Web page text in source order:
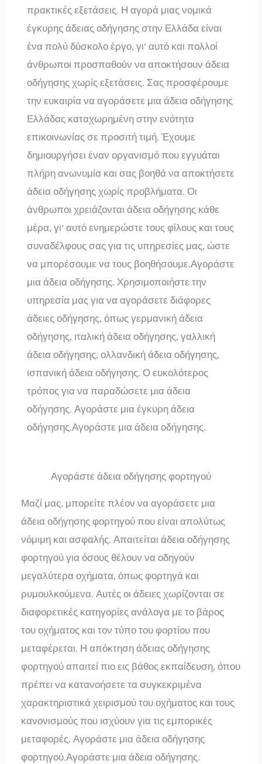
πρακτικές εξετάσεις. Η αγορά μιας νομικά
έγκυρης άδειας οδήγησης στην Ελλάδα είναι
ένα πολύ δύσκολο έργο, γι’ αυτό και πολλοί
άνθρωποι προσπαθούν να αποκτήσουν άδεια
οδήγησης χωρίς εξετάσεις. Σας προσφέρουμε
την ευκαιρία να αγοράσετε μια άδεια οδήγησης
Ελλάδας καταχωρημένη στην ενότητα
επικοινωνίας σε προσιτή τιμή. Έχουμε
δημιουργήσει έναν οργανισμό που εγγυάται
πλήρη ανωνυμία και σας βοηθά να αποκτήσετε
άδεια οδήγησης χωρίς προβλήματα. Οι
άνθρωποι χρειάζονται άδεια οδήγησης κάθε
μέρα, γι’ αυτό ενημερώστε τους φίλους και τους
συναδέλφους σας για τις υπηρεσίες μας, ώστε
να μπορέσουμε να τους βοηθήσουμε.Αγοράστε
μια άδεια οδήγησης. Χρησιμοποιήστε την
υπηρεσία μας για να αγοράσετε διάφορες
άδειες οδήγησης, όπως γερμανική άδεια
οδήγησης, ιταλική άδεια οδήγησης, γαλλική
άδεια οδήγησης, ολλανδική άδεια οδήγησης,
ισπανική άδεια οδήγησης. Ο ευκολότερος
τρόπος για να παραδώσετε μια άδεια
οδήγησης. Αγοράστε μια έγκυρη άδεια
οδήγησης.Αγοράστε μια άδεια οδήγησης.
Αγοράστε άδεια οδήγησης φορτηγού
Μαζί μας, μπορείτε πλέον να αγοράσετε μια
άδεια οδήγησης φορτηγού που είναι απολύτως
νόμιμη και ασφαλής. Απαιτείται άδεια οδήγησης
φορτηγού για όσους θέλουν να οδηγούν
μεγαλύτερα οχήματα, όπως φορτηγά και
ρυμουλκούμενα. Αυτές οι άδειες χωρίζονται σε
διαφορετικές κατηγορίες ανάλογα με το βάρος
του οχήματος και τον τύπο του φορτίου που
μεταφέρεται. Η απόκτηση άδειας οδήγησης
φορτηγού απαιτεί πιο εις βάθος εκπαίδευση, όπου
πρέπει να κατανοήσετε τα συγκεκριμένα
χαρακτηριστικά χειρισμού του οχήματος και τους
κανονισμούς που ισχύουν για τις εμπορικές
μεταφορές. Αγοράστε μια άδεια οδήγησης
φορτηγού.Αγοράστε μια άδεια οδήγησης.